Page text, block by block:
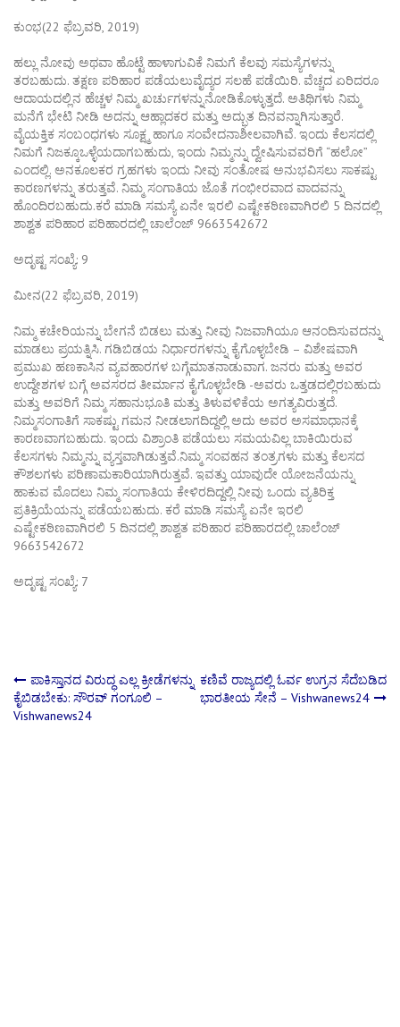
ಕುಂಭ(22 ಫೆಬ್ರವರಿ, 2019)
ಹಲ್ಲು ನೋವು ಅಥವಾ ಹೊಟ್ಟೆ ಹಾಳಾಗುವಿಕೆ ನಿಮಗೆ ಕೆಲವು ಸಮಸ್ಯೆಗಳನ್ನು
ತರಬಹುದು. ತಕ್ಷಣ ಪರಿಹಾರ ಪಡೆಯಲುವೈದ್ಯರ ಸಲಹೆ ಪಡೆಯಿರಿ. ವೆಚ್ಚದ ಏರಿದರೂ
ಆದಾಯದಲ್ಲಿನ ಹೆಚ್ಚಳ ನಿಮ್ಮ ಖರ್ಚುಗಳನ್ನುನೋಡಿಕೊಳ್ಳುತ್ತದೆ. ಅತಿಥಿಗಳು ನಿಮ್ಮ
ಮನೆಗೆ ಭೇಟಿ ನೀಡಿ ಅದನ್ನು ಆಹ್ಲಾದಕರ ಮತ್ತು ಅದ್ಭುತ ದಿನವನ್ನಾಗಿಸುತ್ತಾರೆ.
ವೈಯಕ್ತಿಕ ಸಂಬಂಧಗಳು ಸೂಕ್ಷ್ಮ ಹಾಗೂ ಸಂವೇದನಾಶೀಲವಾಗಿವೆ. ಇಂದು ಕೆಲಸದಲ್ಲಿ
ನಿಮಗೆ ನಿಜಕ್ಕೂಒಳ್ಳೆಯದಾಗಬಹುದು, ಇಂದು ನಿಮ್ಮನ್ನು ದ್ವೇಷಿಸುವವರಿಗೆ “ಹಲೋ”
ಎಂದಲ್ಲಿ. ಅನಕೂಲಕರ ಗ್ರಹಗಳು ಇಂದು ನೀವು ಸಂತೋಷ ಅನುಭವಿಸಲು ಸಾಕಷ್ಟು
ಕಾರಣಗಳನ್ನು ತರುತ್ತವೆ. ನಿಮ್ಮ ಸಂಗಾತಿಯ ಜೊತೆ ಗಂಭೀರವಾದ ವಾದವನ್ನು
ಹೊಂದಿರಬಹುದು.ಕರೆ ಮಾಡಿ ಸಮಸ್ಯೆ ಏನೇ ಇರಲಿ ಎಷ್ಟೇಕಠಿಣವಾಗಿರಲಿ 5 ದಿನದಲ್ಲಿ
ಶಾಶ್ವತ ಪರಿಹಾರ ಪರಿಹಾರದಲ್ಲಿ ಚಾಲೆಂಜ್ 9663542672
ಅದೃಷ್ಟ ಸಂಖ್ಯೆ: 9
ಮೀನ(22 ಫೆಬ್ರವರಿ, 2019)
ನಿಮ್ಮ ಕಚೇರಿಯನ್ನು ಬೇಗನೆ ಬಿಡಲು ಮತ್ತು ನೀವು ನಿಜವಾಗಿಯೂ ಆನಂದಿಸುವದನ್ನು
ಮಾಡಲು ಪ್ರಯತ್ನಿಸಿ. ಗಡಿಬಿಡಯ ನಿರ್ಧಾರಗಳನ್ನು ಕೈಗೊಳ್ಳಬೇಡಿ – ವಿಶೇಷವಾಗಿ
ಪ್ರಮುಖ ಹಣಕಾಸಿನ ವ್ಯವಹಾರಗಳ ಬಗ್ಗೆಮಾತನಾಡುವಾಗ. ಜನರು ಮತ್ತು ಅವರ
ಉದ್ದೇಶಗಳ ಬಗ್ಗೆ ಅವಸರದ ತೀರ್ಮಾನ ಕೈಗೊಳ್ಳಬೇಡಿ -ಅವರು ಒತ್ತಡದಲ್ಲಿರಬಹುದು
ಮತ್ತು ಅವರಿಗೆ ನಿಮ್ಮ ಸಹಾನುಭೂತಿ ಮತ್ತು ತಿಳುವಳಿಕೆಯ ಅಗತ್ಯವಿರುತ್ತದೆ.
ನಿಮ್ಮಸಂಗಾತಿಗೆ ಸಾಕಷ್ಟು ಗಮನ ನೀಡಲಾಗದಿದ್ದಲ್ಲಿ ಅದು ಅವರ ಅಸಮಾಧಾನಕ್ಕೆ
ಕಾರಣವಾಗಬಹುದು. ಇಂದು ವಿಶ್ರಾಂತಿ ಪಡೆಯಲು ಸಮಯವಿಲ್ಲ ಬಾಕಿಯಿರುವ
ಕೆಲಸಗಳು ನಿಮ್ಮನ್ನು ವ್ಯಸ್ತವಾಗಿಡುತ್ತವೆ.ನಿಮ್ಮ ಸಂವಹನ ತಂತ್ರಗಳು ಮತ್ತು ಕೆಲಸದ
ಕೌಶಲಗಳು ಪರಿಣಾಮಕಾರಿಯಾಗಿರುತ್ತವೆ. ಇವತ್ತು ಯಾವುದೇ ಯೋಜನೆಯನ್ನು
ಹಾಕುವ ಮೊದಲು ನಿಮ್ಮ ಸಂಗಾತಿಯ ಕೇಳಿರದಿದ್ದಲ್ಲಿ ನೀವು ಒಂದು ವ್ಯತಿರಿಕ್ತ
ಪ್ರತಿಕ್ರಿಯೆಯನ್ನು ಪಡೆಯಬಹುದು. ಕರೆ ಮಾಡಿ ಸಮಸ್ಯೆ ಏನೇ ಇರಲಿ
ಎಷ್ಟೇಕಠಿಣವಾಗಿರಲಿ 5 ದಿನದಲ್ಲಿ ಶಾಶ್ವತ ಪರಿಹಾರ ಪರಿಹಾರದಲ್ಲಿ ಚಾಲೆಂಜ್
9663542672
ಅದೃಷ್ಟ ಸಂಖ್ಯೆ: 7
Post
navigation
ಪಾಕಿಸ್ತಾನದ ವಿರುದ್ಧ ಎಲ್ಲ ಕ್ರೀಡೆಗಳನ್ನು
ಕೈಬಿಡಬೇಕು: ಸೌರವ್ ಗಂಗೂಲಿ –
Vishwanews24
ಕಣಿವೆ ರಾಜ್ಯದಲ್ಲಿ ಓರ್ವ ಉಗ್ರನ ಸೆದೆಬಡಿದ
ಭಾರತೀಯ ಸೇನೆ – Vishwanews24